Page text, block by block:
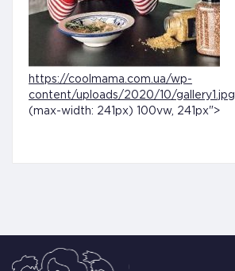
https://coolmama.com.ua/wp-
content/uploads/2020/10/gallery1.jpg
(max-width: 241px) 100vw, 241px">